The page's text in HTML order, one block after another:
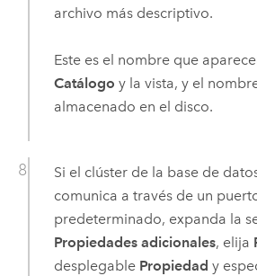
archivo más descriptivo.
Este es el nombre que
Catálogo y la vista, y el
almacenado en el disco.
Si el clúster de la base de
comunica a través de un
predeterminado, expanda la
Propiedades adicionales, elija
desplegable Propiedad y